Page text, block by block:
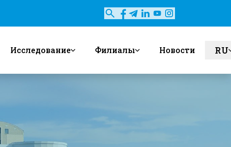
Исследование Филиалы Новости RU